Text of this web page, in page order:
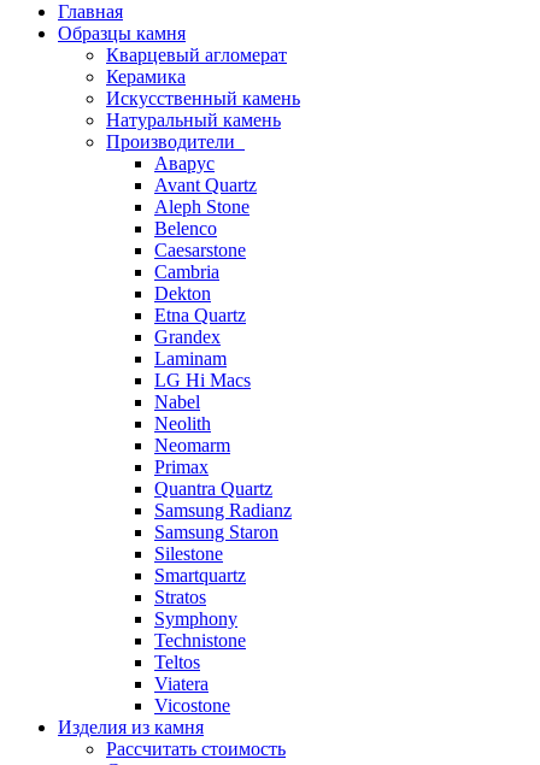
Главная
Образцы камня
Кварцевый агломерат
Керамика
Искусственный камень
Натуральный камень
Производители
Аварус
Avant Quartz
Aleph Stone
Belenco
Caesarstone
Cambria
Dekton
Etna Quartz
Grandex
Laminam
LG Hi Macs
Nabel
Neolith
Neomarm
Primax
Quantra Quartz
Samsung Radianz
Samsung Staron
Silestone
Smartquartz
Stratos
Symphony
Technistone
Teltos
Viatera
Vicostone
Изделия из камня
Рассчитать стоимость